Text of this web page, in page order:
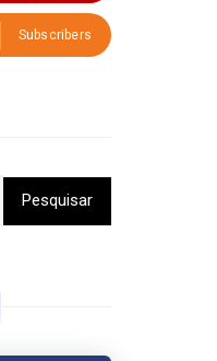
Subscribers